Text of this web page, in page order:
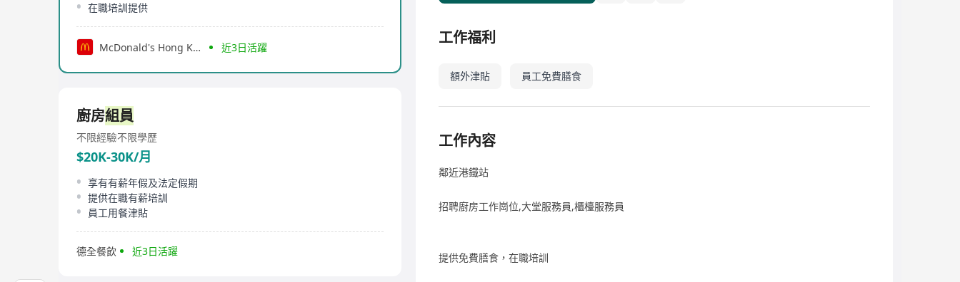
在職培訓提供
McDonald's Hong Kong 近3日活躍
廚房組員
不限經驗不限學歷
$20K-30K/月
享有有薪年假及法定假期
提供在職有薪培訓
員工用餐津貼
德全餐飲 近3日活躍
工作福利
額外津貼 員工免費膳食
工作內容
鄰近港鐵站
招聘廚房工作崗位,大堂服務員,櫃檯服務員
提供免費膳食，在職培訓